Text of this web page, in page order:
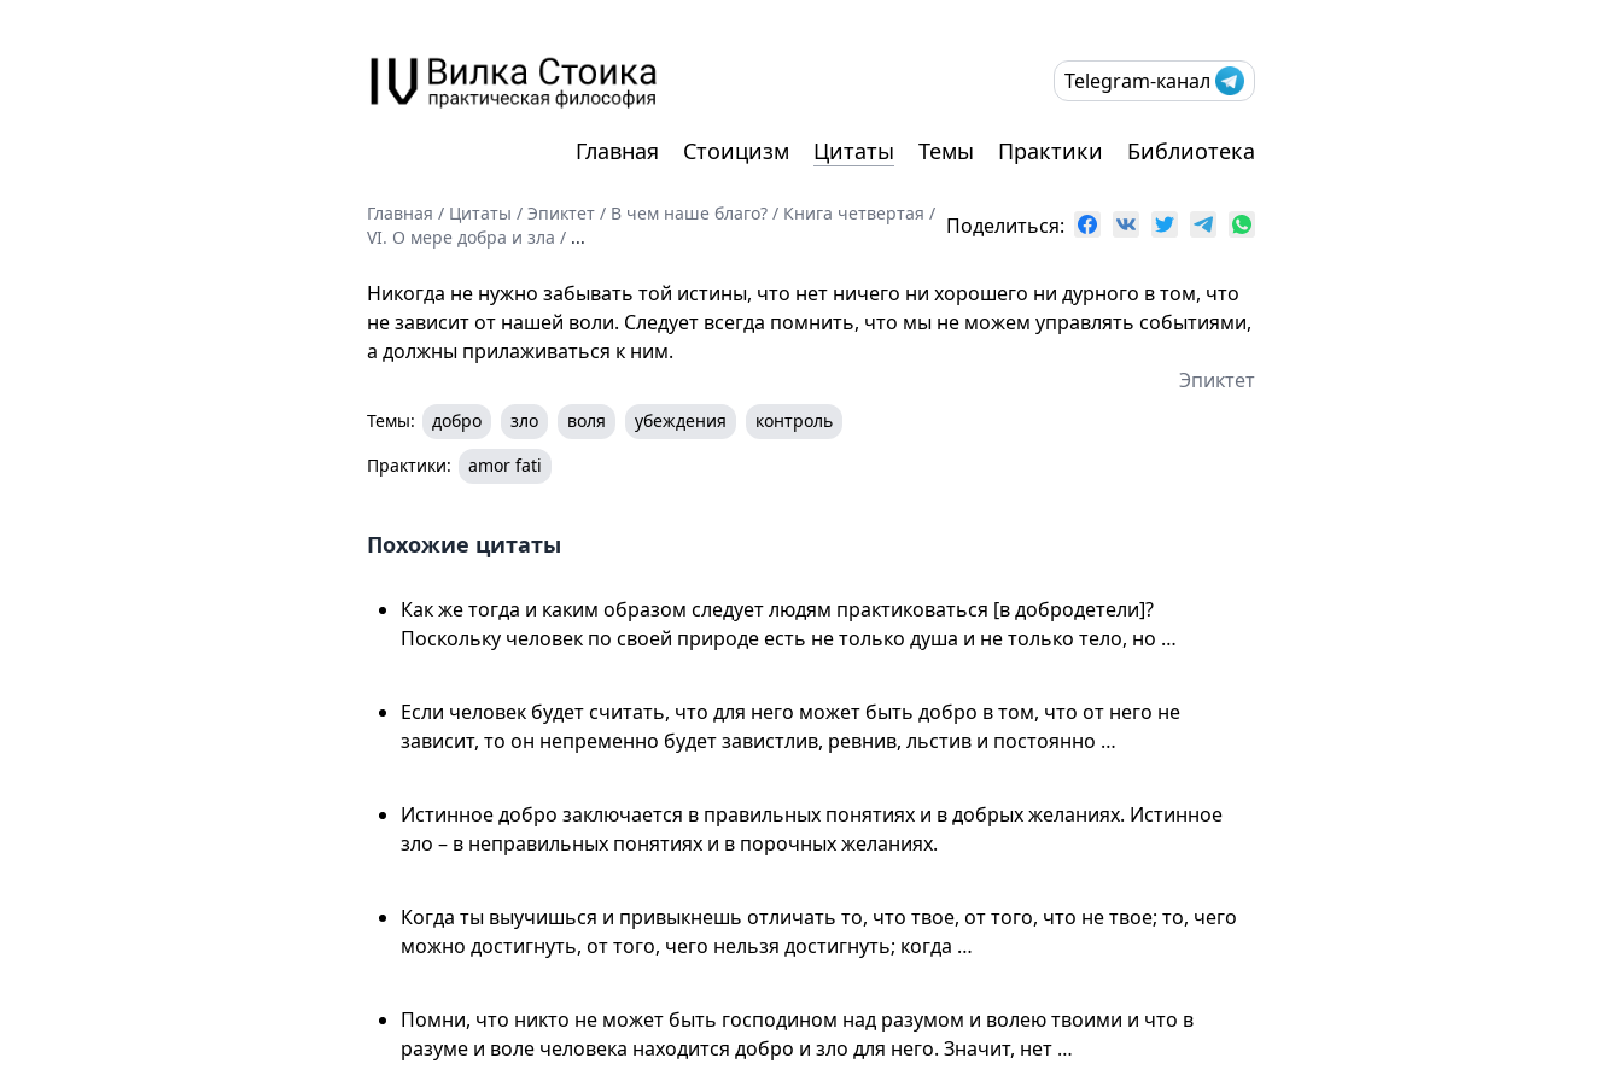
Telegram-канал
Главная Стоицизм Цитаты Темы Практики Библиотека
Главная / Цитаты / Эпиктет / В чем наше благо? / Книга четвертая /
VI. О мере добра и зла / ... Поделиться:
Никогда не нужно забывать той истины, что нет ничего ни хорошего ни дурного в том, что
не зависит от нашей воли. Следует всегда помнить, что мы не можем управлять событиями,
а должны прилаживаться к ним.
Эпиктет
Темы: добро зло воля убеждения
контроль
Практики:
amor fati
Похожие цитаты
Как же тогда и каким образом следует людям практиковаться [в добродетели]?
Поскольку человек по своей природе есть не только душа и не только тело, но …
Если человек будет считать, что для него может быть добро в том, что от него не
зависит, то он непременно будет завистлив, ревнив, льстив и постоянно …
Истинное добро заключается в правильных понятиях и в добрых желаниях. Истинное
зло – в неправильных понятиях и в порочных желаниях.
Когда ты выучишься и привыкнешь отличать то, что твое, от того, что не твое; то, чего
можно достигнуть, от того, чего нельзя достигнуть; когда …
Помни, что никто не может быть господином над разумом и волею твоими и что в
разуме и воле человека находится добро и зло для него. Значит, нет …